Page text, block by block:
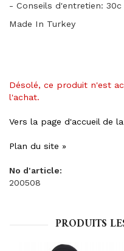
- Conseils d'entretien: 30c
Made In Turkey
Désolé, ce produit n'est
l'achat.
Vers la page d'accueil de
Plan du site »
No d'article:
200508
PRODUITS